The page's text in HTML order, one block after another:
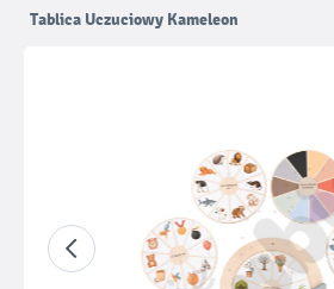
Tablica Uczuciowy Kameleon